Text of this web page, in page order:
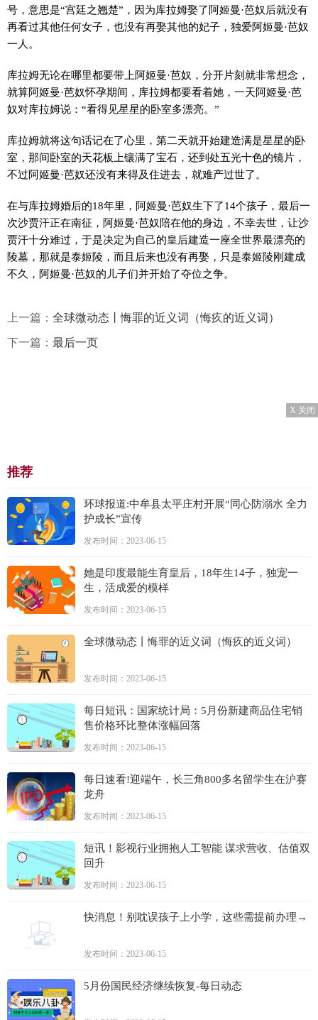
号，意思是“宫廷之翘楚”，因为库拉姆娶了阿姬曼·芭奴后就没有
再看过其他任何女子，也没有再娶其他的妃子，独爱阿姬曼·芭奴
一人。
库拉姆无论在哪里都要带上阿姬曼·芭奴，分开片刻就非常想念，
就算阿姬曼·芭奴怀孕期间，库拉姆都要看着她，一天阿姬曼·芭
奴对库拉姆说：“看得见星星的卧室多漂亮。”
库拉姆就将这句话记在了心里，第二天就开始建造满是星星的卧
室，那间卧室的天花板上镶满了宝石，还到处五光十色的镜片，
不过阿姬曼·芭奴还没有来得及住进去，就难产过世了。
在与库拉姆婚后的18年里，阿姬曼·芭奴生下了14个孩子，最后一
次沙贾汗正在南征，阿姬曼·芭奴陪在他的身边，不幸去世，让沙
贾汗十分难过，于是决定为自己的皇后建造一座全世界最漂亮的
陵墓，那就是泰姬陵，而且后来也没有再娶，只是泰姬陵刚建成
不久，阿姬曼·芭奴的儿子们并开始了夺位之争。
上一篇： 全球微动态丨悔罪的近义词（悔疚的近义词）
下一篇： 最后一页
X 关闭
推荐
环球报道:中牟县太平庄村开展“同心防溺水 全力
护成长”宣传
发布时间：2023-06-15
她是印度最能生育皇后，18年生14子，独宠一
生，活成爱的模样
发布时间：2023-06-15
全球微动态丨悔罪的近义词（悔疚的近义词）
发布时间：2023-06-15
每日短讯：国家统计局：5月份新建商品住宅销
售价格环比整体涨幅回落
发布时间：2023-06-15
每日速看!迎端午，长三角800多名留学生在沪赛
龙舟
发布时间：2023-06-15
短讯！影视行业拥抱人工智能 谋求营收、估值双
回升
发布时间：2023-06-15
快消息！别耽误孩子上小学，这些需提前办理→
发布时间：2023-06-15
5月份国民经济继续恢复-每日动态